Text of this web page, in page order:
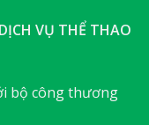
VỤ THỂ THAO
bộ công thương